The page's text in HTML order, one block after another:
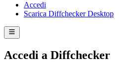
Accedi
Scarica Diffchecker Desktop
Accedi a Diffchecker